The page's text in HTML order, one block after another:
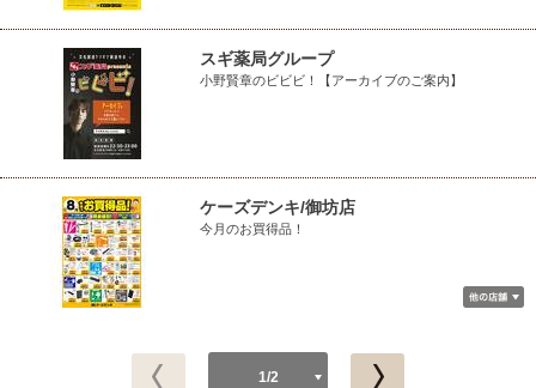
スギ薬局グループ
小野賢章のビビビ！【アーカイブのご案内】
ケーズデンキ/御坊店
今月のお買得品！
1/2